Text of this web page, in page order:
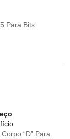
Para Bits
“D” Para